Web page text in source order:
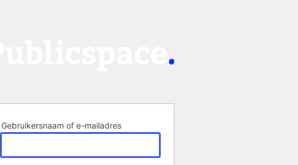
Gebruikersnaam of e-mailadres